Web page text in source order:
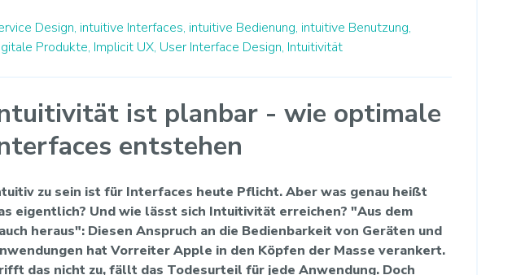
Design, intuitive Interfaces, intuitive Bedienung, intuitive Benutzung,
Produkte, Implicit UX, User Interface Design, Intuitivität
ist planbar - wie optimale
entstehen
zu sein ist für Interfaces heute Pflicht. Aber was genau heißt
eigentlich? Und wie lässt sich Intuitivität erreichen? "Aus dem
heraus": Diesen Anspruch an die Bedienbarkeit von Geräten und
hat Vorreiter Apple in den Köpfen der Masse verankert.
das nicht zu, fällt das Todesurteil für jede Anwendung. Doch